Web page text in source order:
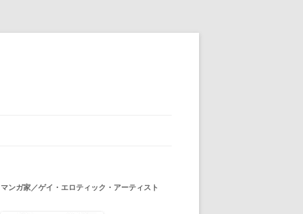
マンガ家／ゲイ・エロティック・アーティスト